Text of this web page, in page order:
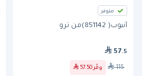
متوفر
أنبوب( 851142)من ترو
57 .5
115 وفّر 57.50